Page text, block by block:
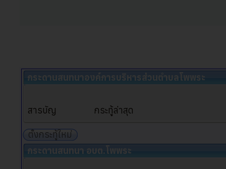
กระดานสนทนาองค์การบริหารส่วนตำบลโพพระ
สารบัญ กระทู้ล่าสุด
ตั้งกระทู้ใหม่
กระดานสนทนา อบต.โพพระ